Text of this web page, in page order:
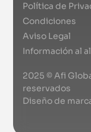
Política de
Condiciones
Aviso Legal
Información al
2025 © Afi
reservados
Diseño de